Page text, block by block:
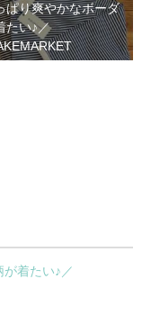
ぱり爽やかなボーダ
たい♪／
着たい♪／